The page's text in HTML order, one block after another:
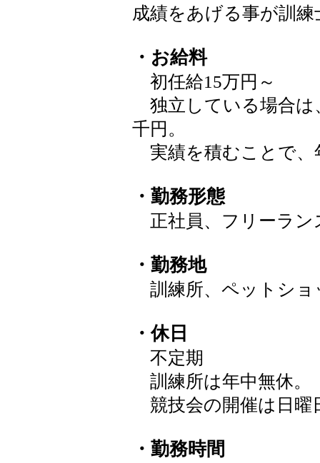
成績をあげる事が訓
・お給料
初任給15万円～
独立している場合は
千円。
実績を積むことで、
・勤務形態
正社員、フリーラン
・勤務地
訓練所、ペットショ
・休日
不定期
訓練所は年中無休。
競技会の開催は日曜
・勤務時間